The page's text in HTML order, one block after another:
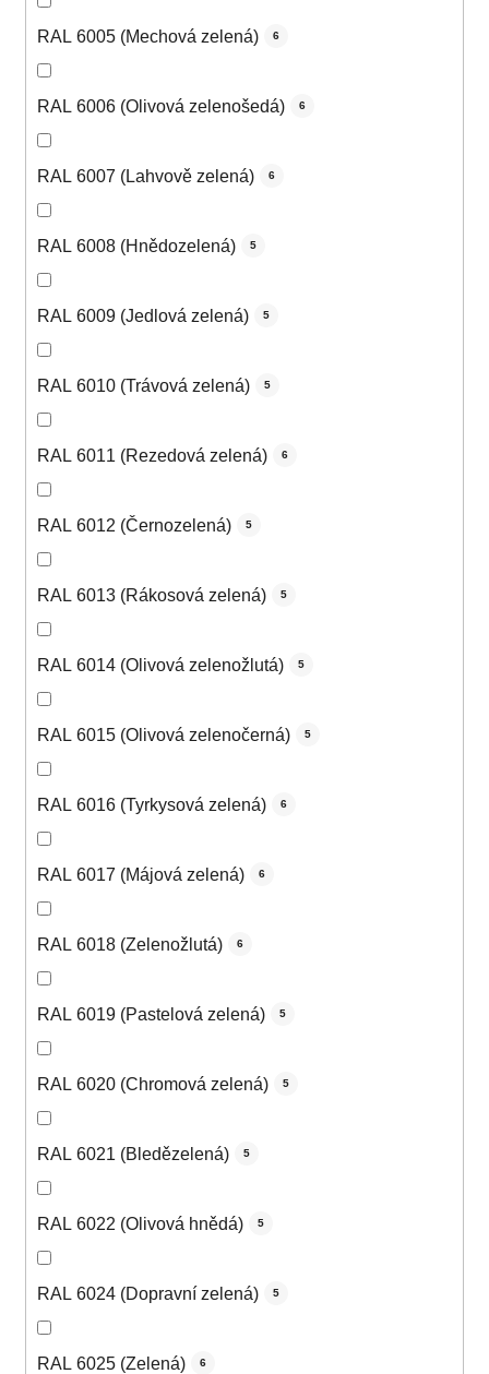
RAL 6005 (Mechová zelená) 6
RAL 6006 (Olivová zelenošedá) 6
RAL 6007 (Lahvově zelená) 6
RAL 6008 (Hnědozelená) 5
RAL 6009 (Jedlová zelená) 5
RAL 6010 (Trávová zelená) 5
RAL 6011 (Rezedová zelená) 6
RAL 6012 (Černozelená) 5
RAL 6013 (Rákosová zelená) 5
RAL 6014 (Olivová zelenožlutá) 5
RAL 6015 (Olivová zelenočerná) 5
RAL 6016 (Tyrkysová zelená) 6
RAL 6017 (Májová zelená) 6
RAL 6018 (Zelenožlutá) 6
RAL 6019 (Pastelová zelená) 5
RAL 6020 (Chromová zelená) 5
RAL 6021 (Bledězelená) 5
RAL 6022 (Olivová hnědá) 5
RAL 6024 (Dopravní zelená) 5
RAL 6025 (Zelená) 6